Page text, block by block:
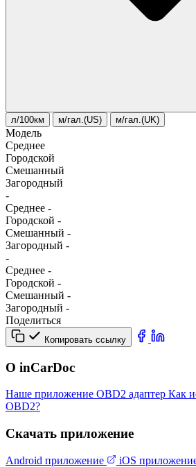
л/100км м/гал.(US) м/гал.(UK)
Модель
Среднее
Городской
Смешанный
Загородный
-
Среднее -
Городской -
Смешанный -
Загородный -
-
Среднее -
Городской -
Смешанный -
Загородный -
Поделиться
Копировать ссылку
О inCarDoc
Наше приложение OBD2 адаптер Как
OBD2?
Скачать приложение
Android приложение iOS